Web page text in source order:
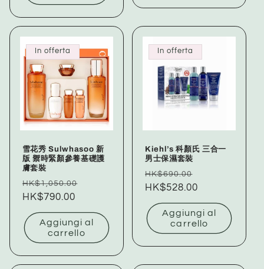
In offerta
雪花秀 Sulwhasoo 新
版 禦時緊顏參養基礎護
膚套裝
Prezzo
di
listino
HK$1,050.00
HK$790.00
Aggiungi al
carrello
In offerta
Kiehl’s 科顏氏 三合一
男士保濕套裝
Prezzo
di
listino
HK$690.00
HK$528.00
Aggiungi al
carrello